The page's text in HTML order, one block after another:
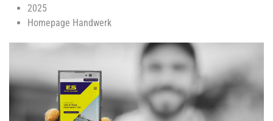
2025
Homepage Handwerk